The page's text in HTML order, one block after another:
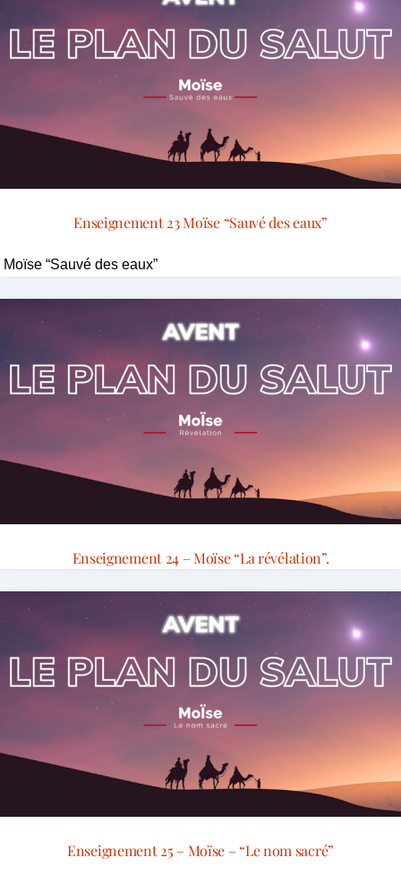
Enseignement 23 Moïse “Sauvé des eaux”
Moïse “Sauvé des eaux”
Enseignement 24 – Moïse “La révélation”.
Enseignement 25 – Moïse – “Le nom sacré”